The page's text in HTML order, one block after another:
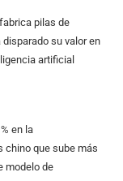
pilas de
su valor en
artificial
en la
chino que sube más
modelo de